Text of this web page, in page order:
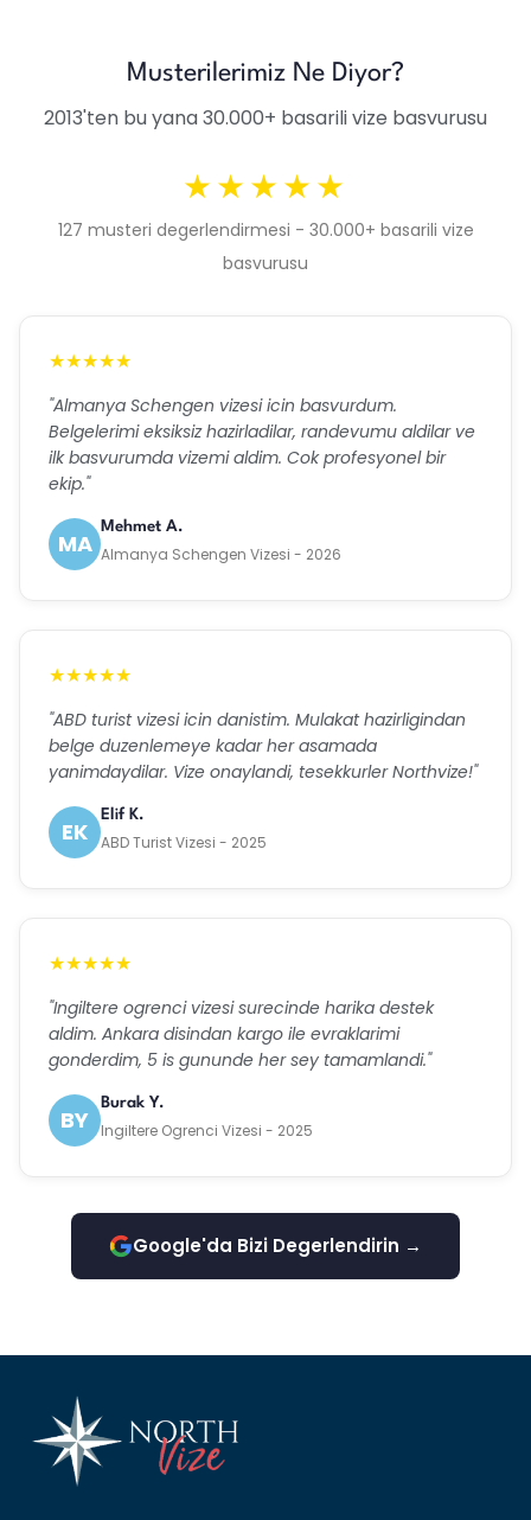
Musterilerimiz Ne Diyor?
2013'ten bu yana 30.000+ basarili vize basvurusu
★★★★★
127 musteri degerlendirmesi - 30.000+ basarili vize
basvurusu
★★★★★
"Almanya Schengen vizesi icin basvurdum.
Belgelerimi eksiksiz hazirladilar, randevumu aldilar ve
ilk basvurumda vizemi aldim. Cok profesyonel bir
ekip."
MA
Mehmet A.
Almanya Schengen Vizesi - 2026
★★★★★
"ABD turist vizesi icin danistim. Mulakat hazirligindan
belge duzenlemeye kadar her asamada
yanimdaydilar. Vize onaylandi, tesekkurler Northvize!"
EK
Elif K.
ABD Turist Vizesi - 2025
★★★★★
"Ingiltere ogrenci vizesi surecinde harika destek
aldim. Ankara disindan kargo ile evraklarimi
gonderdim, 5 is gununde her sey tamamlandi."
BY
Burak Y.
Ingiltere Ogrenci Vizesi - 2025
Google'da Bizi Degerlendirin →